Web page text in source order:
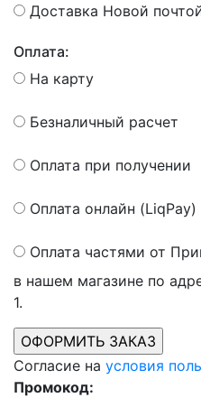
Доставка Новой
Оплата:
На карту
Безналичный расчет
Оплата при получении
Оплата онлайн (LiqPay)
Оплата частями от
в нашем магазине по
1.
Согласие на условия
Промокод: